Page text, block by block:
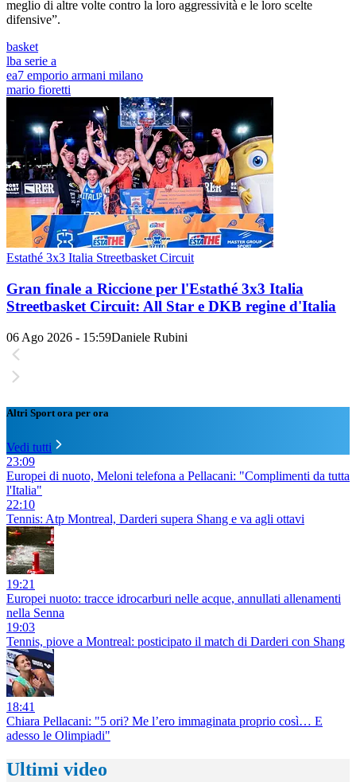
meglio di altre volte contro la loro aggressività e le loro scelte
difensive”.
basket
lba serie a
ea7 emporio armani milano
mario fioretti
Estathé 3x3 Italia Streetbasket Circuit
Gran finale a Riccione per l'Estathé 3x3 Italia
Streetbasket Circuit: All Star e DKB regine d'Italia
06 Ago 2026 - 15:59Daniele Rubini
Altri Sport ora per ora
Vedi tutti
23:09
Europei di nuoto, Meloni telefona a Pellacani: "Complimenti da tutta
l'Italia"
22:10
Tennis: Atp Montreal, Darderi supera Shang e va agli ottavi
19:21
Europei nuoto: tracce idrocarburi nelle acque, annullati allenamenti
nella Senna
19:03
Tennis, piove a Montreal: posticipato il match di Darderi con Shang
18:41
Chiara Pellacani: "5 ori? Me l’ero immaginata proprio così… E
adesso le Olimpiadi"
Ultimi video